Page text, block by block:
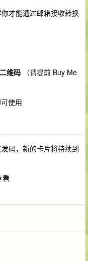
你才能通过邮箱接收转换
维码 （请提前 Buy Me
使用
码，新的卡片将持续到
看